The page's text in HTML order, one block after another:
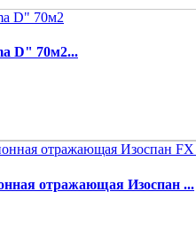
D" 70м2...
отражающая Изоспан ...